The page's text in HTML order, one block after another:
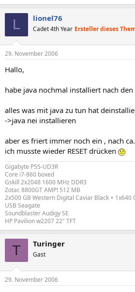
L lionel76
Cadet 4th Year Ersteller dieses
29. November 2006
Hallo,
habe java nochmal installiert nach
alles was mit java zu tun hat
->java nei installieren
aber es friert immer noch ein , nach
ich musste wieder RESET drücken
Gigabyte P55-UD3R
Core i7-860 boxed
Gskill 2x2048 1600 MHz DDR3
Zotac 8800GT AMP! 512 MB
2x500 GB Western Digital Caviar Black + 1x640
USB Seagate
Soundblaster Audigy SE
HP Pavilion w2207 22" TFT
T Turinger
Gast
29. November 2006